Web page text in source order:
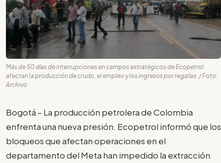
Más de 50 días de interrupciones en campos estratégicos de Ecopetrol
afectan la producción de crudo, el empleo y los ingresos por regalías. / Foto:
Archivo
Bogotá – La producción petrolera de Colombia
enfrenta una nueva presión. Ecopetrol informó que los
bloqueos que afectan operaciones en el
departamento del Meta han impedido la extracción